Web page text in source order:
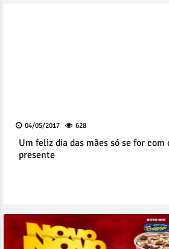
04/05/2017 628
Um feliz dia das mães só se for com
presente